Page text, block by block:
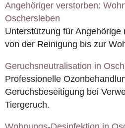
Angehöriger verstorben:
Oschersleben
Unterstützung für Angehörige
von der Reinigung bis zur
Geruchsneutralisation in
Professionelle
Geruchsbeseitigung bei
Tiergeruch.